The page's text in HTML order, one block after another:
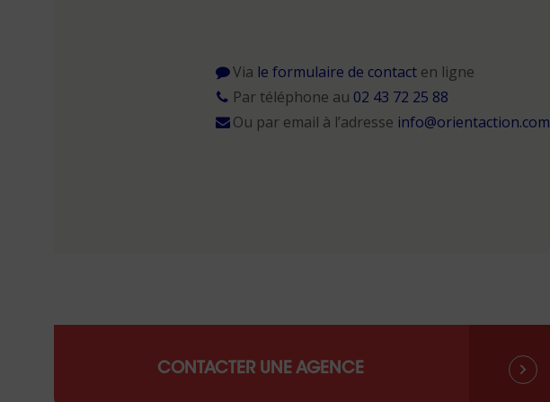
Via le formulaire de contact en ligne
Par téléphone au 02 43 72 25 88
Ou par email à l’adresse info@orientaction.com
CONTACTER UNE AGENCE